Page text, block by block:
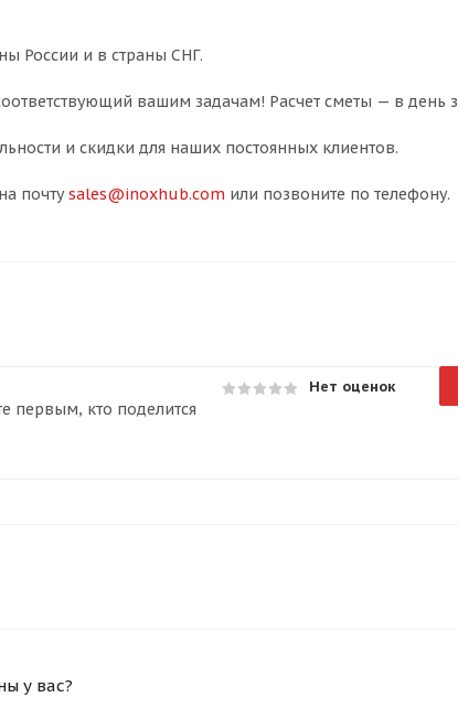
России и в страны СНГ.
вашим задачам! Расчет сметы — в день
и скидки для наших постоянных клиентов.
почтуsales@inoxhub.com или позвоните по телефону.
Нет оценок
первым, кто поделится
у вас?